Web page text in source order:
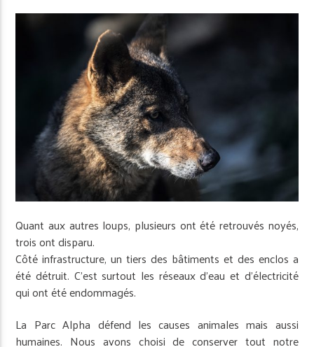
Quant aux autres loups, plusieurs ont été retrouvés noyés,
trois ont disparu.
Côté infrastructure, un tiers des bâtiments et des enclos a
été détruit. C’est surtout les réseaux d’eau et d’électricité
qui ont été endommagés.
La Parc Alpha défend les causes animales mais aussi
humaines. Nous avons choisi de conserver tout notre